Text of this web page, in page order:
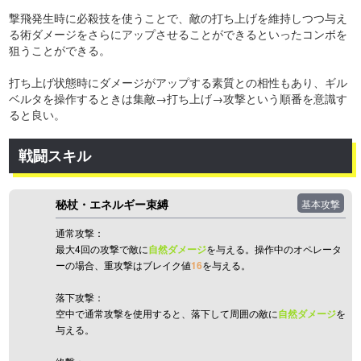
撃飛発生時に必殺技を使うことで、敵の打ち上げを維持しつつ与え
る術ダメージをさらにアップさせることができるといったコンボを
狙うことができる。
打ち上げ状態時にダメージがアップする素質との相性もあり、ギル
ベルタを操作するときは集敵→打ち上げ→攻撃という順番を意識す
ると良い。
戦闘スキル
秘杖・エネルギー束縛
通常攻撃：
最大4回の攻撃で敵に自然ダメージを与える。操作中のオペレータ
ーの場合、重攻撃はブレイク値16を与える。
落下攻撃：
空中で通常攻撃を使用すると、落下して周囲の敵に自然ダメージを
与える。
基本攻撃